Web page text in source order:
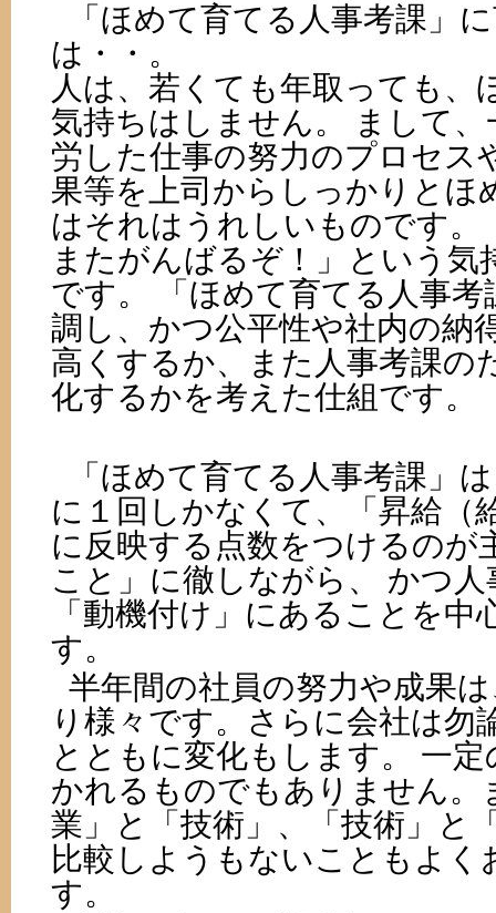
「ほめて育てる人事考課」
は・・。
人は、若くても年取っても、
気持ちはしません。 まして
労した仕事の努力のプロセス
果等を上司からしっかりとほ
はそれはうれしいものです。
またがんばるぞ！」という気
です。 「ほめて育てる人事
調し、かつ公平性や社内の納
高くするか、また人事考課の
化するかを考えた仕組です。
「ほめて育てる人事考課」
に１回しかなくて、「昇給（
に反映する点数をつけるのが
こと」に徹しながら、 かつ
「動機付け」にあることを
す。
半年間の社員の努力や成果
り様々です。さらに会社は勿
とともに変化もします。 一
かれるものでもありません。
業」と「技術」、「技術」と
比較しようもないこともよく
す。